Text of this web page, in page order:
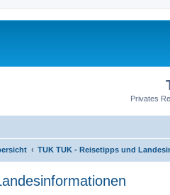
Privates
TUK TUK - Reisetipps und